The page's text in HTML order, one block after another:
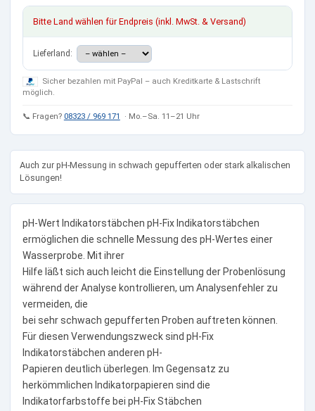
Bitte Land wählen für Endpreis (inkl. MwSt. & Versand)
Lieferland:
Sicher bezahlen mit PayPal – auch Kreditkarte & Lastschrift
möglich.
📞 Fragen? 08323 / 969 171 · Mo.–Sa. 11–21 Uhr
Auch zur pH-Messung in schwach gepufferten oder stark alkalischen
Lösungen!
pH-Wert Indikatorstäbchen pH-Fix Indikatorstäbchen
ermöglichen die schnelle Messung des pH-Wertes einer
Wasserprobe. Mit ihrer
Hilfe läßt sich auch leicht die Einstellung der Probenlösung
während der Analyse kontrollieren, um Analysenfehler zu
vermeiden, die
bei sehr schwach gepufferten Proben auftreten können.
Für diesen Verwendungszweck sind pH-Fix
Indikatorstäbchen anderen pH-
Papieren deutlich überlegen. Im Gegensatz zu
herkömmlichen Indikatorpapieren sind die
Indikatorfarbstoffe bei pH-Fix Stäbchen